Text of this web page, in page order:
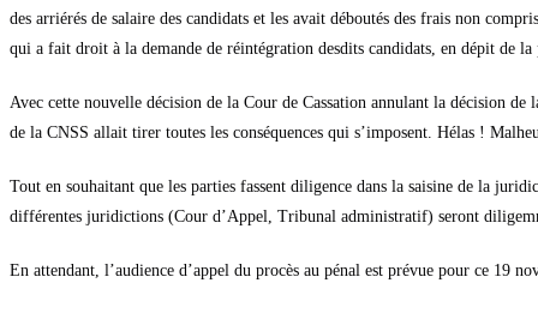
des arriérés de salaire des candidats et les avait déboutés des frais non
qui a fait droit à la demande de réintégration desdits candidats, en dépit de
Avec cette nouvelle décision de la Cour de Cassation annulant la décision
de la CNSS allait tirer toutes les conséquences qui s’imposent. Hélas !
Tout en souhaitant que les parties fassent diligence dans la saisine de la
différentes juridictions (Cour d’Appel, Tribunal administratif) seront
En attendant, l’audience d’appel du procès au pénal est prévue pour ce 19